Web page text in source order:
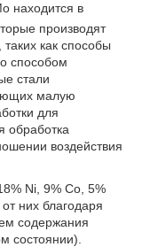
находится в
производят
как способы
способом
стали
малую
для
обработка
воздействия
Ni, 9% Co, 5%
них благодаря
содержания
состоянии).